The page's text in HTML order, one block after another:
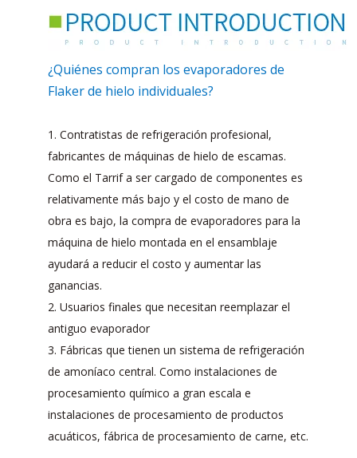
¿Quiénes compran los evaporadores de
Flaker de hielo individuales?
1. Contratistas de refrigeración profesional,
fabricantes de máquinas de hielo de escamas.
Como el Tarrif a ser cargado de componentes es
relativamente más bajo y el costo de mano de
obra es bajo, la compra de evaporadores para la
máquina de hielo montada en el ensamblaje
ayudará a reducir el costo y aumentar las
ganancias.
2. Usuarios finales que necesitan reemplazar el
antiguo evaporador
3. Fábricas que tienen un sistema de refrigeración
de amoníaco central. Como instalaciones de
procesamiento químico a gran escala e
instalaciones de procesamiento de productos
acuáticos, fábrica de procesamiento de carne, etc.